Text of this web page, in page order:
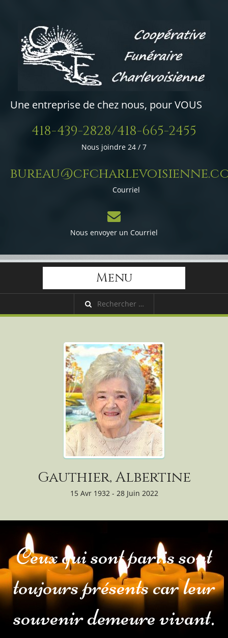
Une entreprise de chez nous, pour VOUS
418-439-2828/418-665-2455
Nous joindre 24 / 7
Courriel
Nous envoyer un Courriel
Menu
Gauthier, Albertine
15 Avr 1932 - 28 Juin 2022
Ceux qui sont partis sont
toujours présents car leur
souvenir demeure vivant.